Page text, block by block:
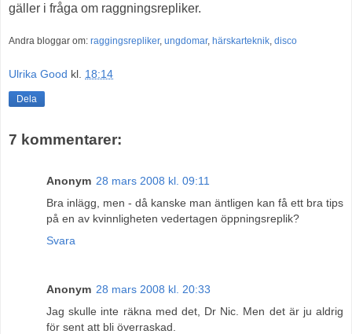
gäller i fråga om raggningsrepliker.
Andra bloggar om: raggingsrepliker, ungdomar, härskarteknik, disco
Ulrika Good kl. 18:14
Dela
7 kommentarer:
Anonym 28 mars 2008 kl. 09:11
Bra inlägg, men - då kanske man äntligen kan få ett bra tips
på en av kvinnligheten vedertagen öppningsreplik?
Svara
Anonym 28 mars 2008 kl. 20:33
Jag skulle inte räkna med det, Dr Nic. Men det är ju aldrig
för sent att bli överraskad.